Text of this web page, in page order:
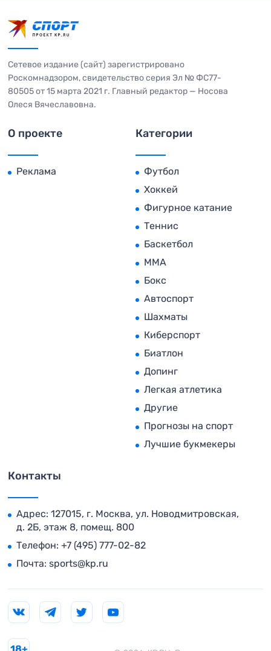
Сетевое издание (сайт) зарегистрировано
Роскомнадзором, свидетельство серия Эл № ФС77-
80505 от 15 марта 2021 г. Главный редактор — Носова
Олеся Вячеславовна.
О проекте
Реклама
Категории
Футбол
Хоккей
Фигурное катание
Теннис
Баскетбол
MMA
Бокс
Автоспорт
Шахматы
Киберспорт
Биатлон
Допинг
Легкая атлетика
Другие
Прогнозы на спорт
Лучшие букмекеры
Контакты
Адрес: 127015, г. Москва, ул. Новодмитровская,
д. 2Б, этаж 8, помещ. 800
Телефон: +7 (495) 777-02-82
Почта: sports@kp.ru